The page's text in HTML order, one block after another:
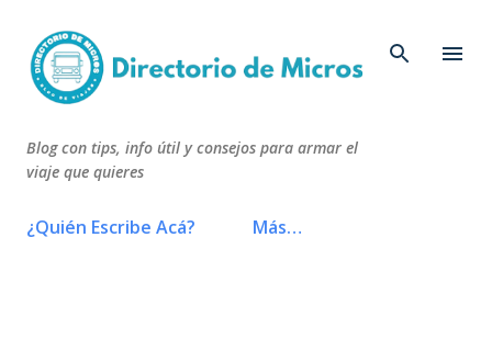
Blog con tips, info útil y consejos para armar el
viaje que quieres
¿Quién Escribe Acá? Más…